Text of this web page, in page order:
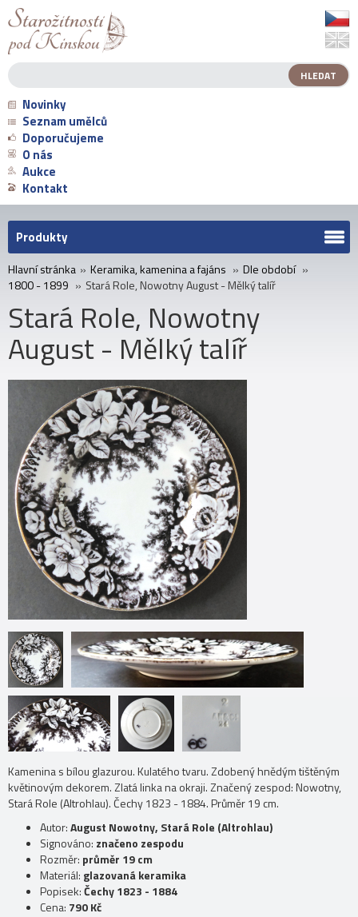
Novinky
Seznam umělců
Doporučujeme
O nás
Aukce
Kontakt
Produkty
Hlavní stránka » Keramika, kamenina a fajáns » Dle období »
1800 - 1899 » Stará Role, Nowotny August - Mělký talíř
Stará Role, Nowotny
August - Mělký talíř
Kamenina s bílou glazurou. Kulatého tvaru. Zdobený hnědým tištěným
květinovým dekorem. Zlatá linka na okraji. Značený zespod: Nowotny,
Stará Role (Altrohlau). Čechy 1823 - 1884. Průměr 19 cm.
Autor:August Nowotny, Stará Role (Altrohlau)
Signováno: značeno zespodu
Rozměr: průměr 19 cm
Materiál: glazovaná keramika
Popisek:Čechy 1823 - 1884
Cena: 790 Kč